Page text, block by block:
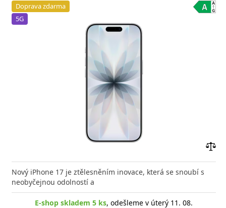
Doprava zdarma
5G
Nový iPhone 17 je ztělesněním inovace, která se snoubí s
neobyčejnou odolností a
E-shop skladem 5 ks, odešleme v úterý 11. 08.